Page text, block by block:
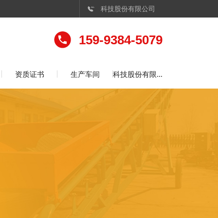
科技股份有限公司
159-9384-5079
资质证书 生产车间 科技股份有限公司